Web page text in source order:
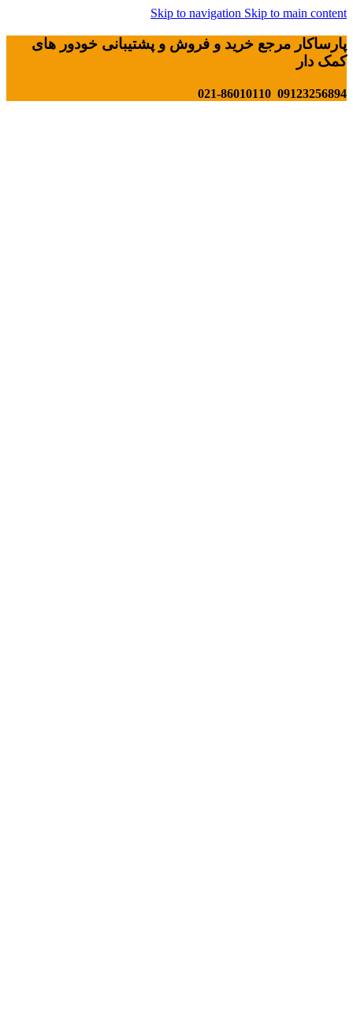
Skip to navigation Skip to main content
پارساکار مرجع خرید و فروش و پشتیبانی خودور های
کمک دار
09123256894 021-86010110